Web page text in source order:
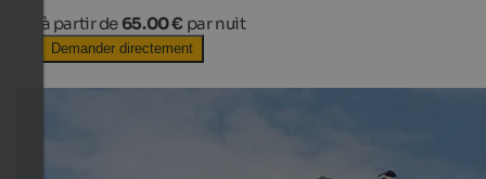
à partir de 65.00 € par nuit
Demander directement